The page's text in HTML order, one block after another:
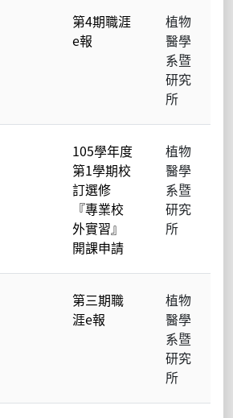
第4期職涯
e報
植物
醫學
系暨
研究
所
105學年度
第1學期校
訂選修
『專業校
外實習』
開課申請
植物
醫學
系暨
研究
所
第三期職
涯e報
植物
醫學
系暨
研究
所